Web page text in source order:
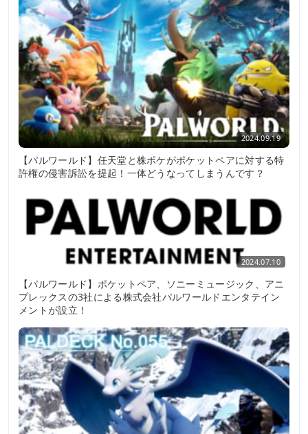
2024.09.19
【パルワールド】任天堂と株ポケがポケットペアに対する特
許権の侵害訴訟を提起！一体どうなってしまうんです？
2024.07.10
【パルワールド】ポケットペア、ソニーミュージック、アニ
プレックスの3社による株式会社パルワールドエンタテイン
メントが設立！